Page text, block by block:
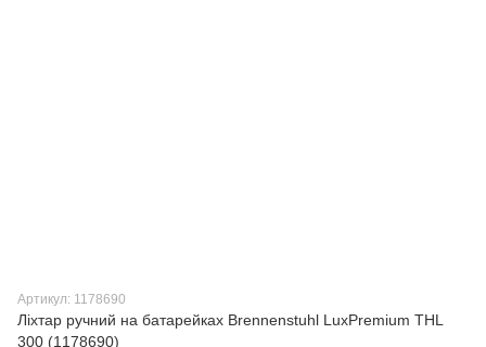
Артикул: 1178690
Ліхтар ручний на батарейках Brennenstuhl LuxPremium THL
300 (1178690)